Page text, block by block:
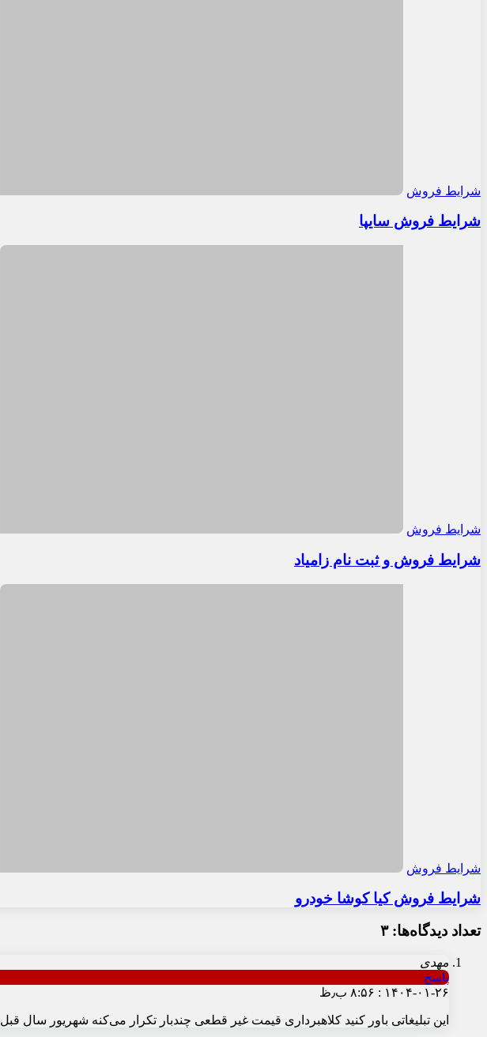
شرایط فروش
شرایط فروش سایپا
شرایط فروش
شرایط فروش و ثبت نام زامیاد
شرایط فروش
شرایط فروش کیا کوشا خودرو
تعداد دیدگاه‌ها: ۳
مهدی
پاسخ
۱۴۰۴-۰۱-۲۶ : ۸:۵۶ ب٫ظ
این تبلیغاتی باور کنید کلاهبرداری قیمت غیر قطعی چندبار تکرار می‌کنه شهریور سال قبل id4 ثبت نام کردم قیمت دو میلیارد و دویست تحویل میدادند کل پولش دادم الان دعوت نامه اومده یه میلیارد دیگه باید بریزی یکماه دیگه تحویل بدن یعنی ۲۰۰ روزه